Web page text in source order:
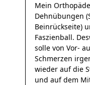
Mein
Dehnübungen
Beinrückseite)
Faszienball.
solle von Vor-
Schmerzen
wieder auf die
und auf dem